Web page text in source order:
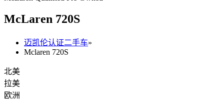
McLaren 720S
迈凯伦认证二手车»
Mclaren 720S
北美
拉美
欧洲